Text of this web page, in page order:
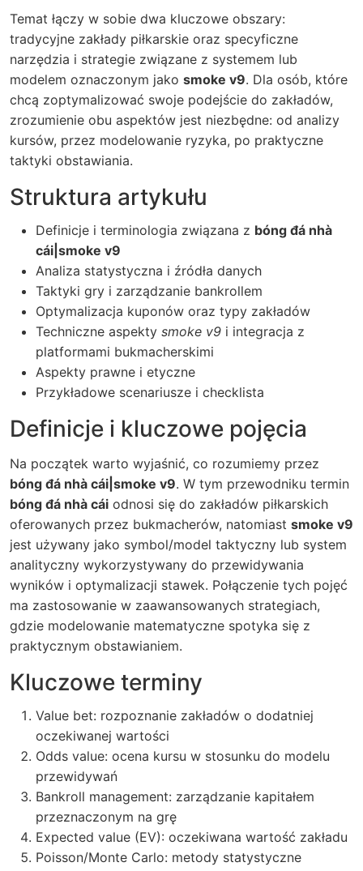
Temat łączy w sobie dwa kluczowe obszary:
tradycyjne zakłady piłkarskie oraz specyficzne
narzędzia i strategie związane z systemem lub
modelem oznaczonym jako smoke v9. Dla osób, które
chcą zoptymalizować swoje podejście do zakładów,
zrozumienie obu aspektów jest niezbędne: od analizy
kursów, przez modelowanie ryzyka, po praktyczne
taktyki obstawiania.
Struktura artykułu
Definicje i terminologia związana z bóng đá nhà
cái|smoke v9
Analiza statystyczna i źródła danych
Taktyki gry i zarządzanie bankrollem
Optymalizacja kuponów oraz typy zakładów
Techniczne aspekty smoke v9 i integracja z
platformami bukmacherskimi
Aspekty prawne i etyczne
Przykładowe scenariusze i checklista
Definicje i kluczowe pojęcia
Na początek warto wyjaśnić, co rozumiemy przez
bóng đá nhà cái|smoke v9. W tym przewodniku termin
bóng đá nhà cái odnosi się do zakładów piłkarskich
oferowanych przez bukmacherów, natomiast smoke v9
jest używany jako symbol/model taktyczny lub system
analityczny wykorzystywany do przewidywania
wyników i optymalizacji stawek. Połączenie tych pojęć
ma zastosowanie w zaawansowanych strategiach,
gdzie modelowanie matematyczne spotyka się z
praktycznym obstawianiem.
Kluczowe terminy
Value bet: rozpoznanie zakładów o dodatniej
oczekiwanej wartości
Odds value: ocena kursu w stosunku do modelu
przewidywań
Bankroll management: zarządzanie kapitałem
przeznaczonym na grę
Expected value (EV): oczekiwana wartość zakładu
Poisson/Monte Carlo: metody statystyczne